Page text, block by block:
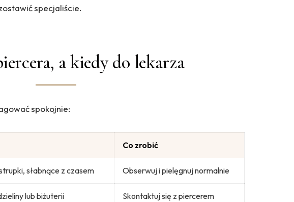
specjaliście.
a kiedy do lekarza
spokojnie:
Co zrobić
słabnące z czasem Obserwuj i pielęgnuj normalnie
lub biżuterii Skontaktuj się z piercerem